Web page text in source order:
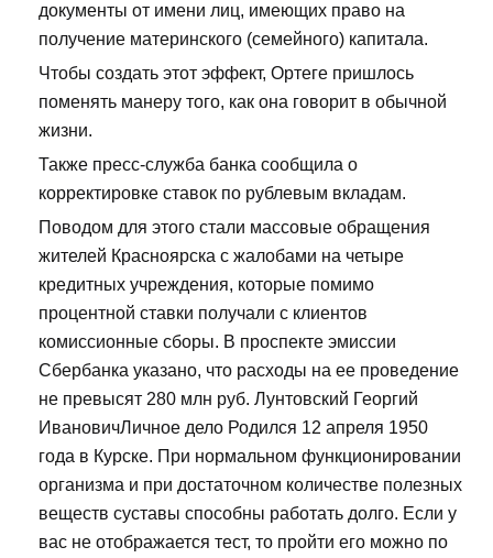
документы от имени лиц, имеющих право на
получение материнского (семейного) капитала.
Чтобы создать этот эффект, Ортеге пришлось
поменять манеру того, как она говорит в обычной
жизни.
Также пресс-служба банка сообщила о
корректировке ставок по рублевым вкладам.
Поводом для этого стали массовые обращения
жителей Красноярска с жалобами на четыре
кредитных учреждения, которые помимо
процентной ставки получали с клиентов
комиссионные сборы. В проспекте эмиссии
Сбербанка указано, что расходы на ее проведение
не превысят 280 млн руб. Лунтовский Георгий
ИвановичЛичное дело Родился 12 апреля 1950
года в Курске. При нормальном функционировании
организма и при достаточном количестве полезных
веществ суставы способны работать долго. Если у
вас не отображается тест, то пройти его можно по